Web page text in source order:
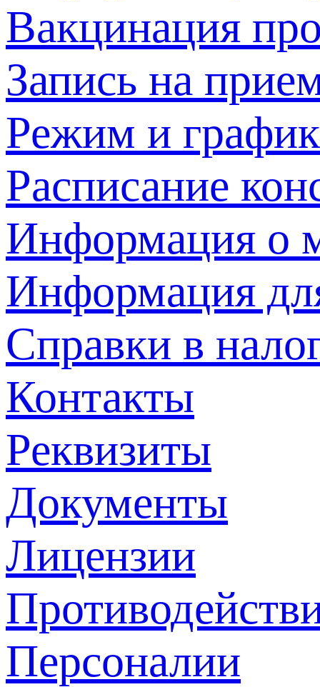
Вакцинация
Запись на
Режим и
Расписание
Информация о
Информация
Справки в
Контакты
Реквизиты
Документы
Лицензии
Персоналии